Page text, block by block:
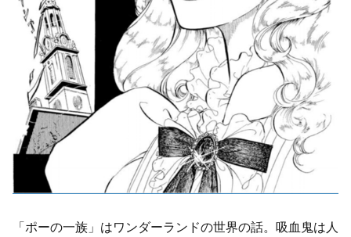
「ポーの一族」はワンダーランドの世界の話。吸血鬼は人